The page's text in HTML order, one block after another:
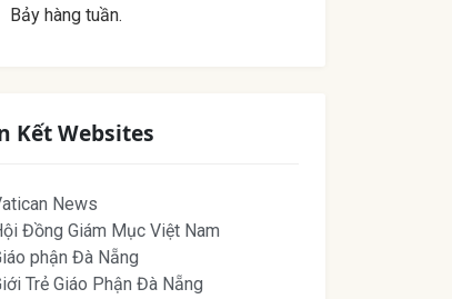
Bảy hàng tuần.
Kết Websites
News
Đồng Giám Mục Việt Nam
phận Đà Nẵng
Trẻ Giáo Phận Đà Nẵng